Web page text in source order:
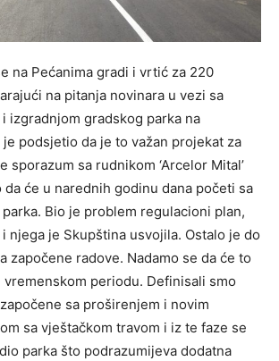
na Pećanima gradi i vrtić za 220
na pitanja novinara u vezi sa
izgradnjom gradskog parka na
je podsjetio da je to važan projekat za
sporazum sa rudnikom ‘Arcelor Mital’
da će u narednih godinu dana početi sa
Bio je problem regulacioni plan,
njega je Skupština usvojila. Ostalo je do
započene radove. Nadamo se da će to
periodu. Definisali smo
sa proširenjem i novim
sa vještačkom travom i iz te faze se
parka što podrazumijeva dodatna